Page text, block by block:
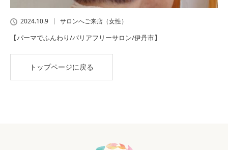
2024.10.9 サロンへご来店（女性）
【パーマでふんわり/バリアフリーサロン/伊丹市】
トップページに戻る